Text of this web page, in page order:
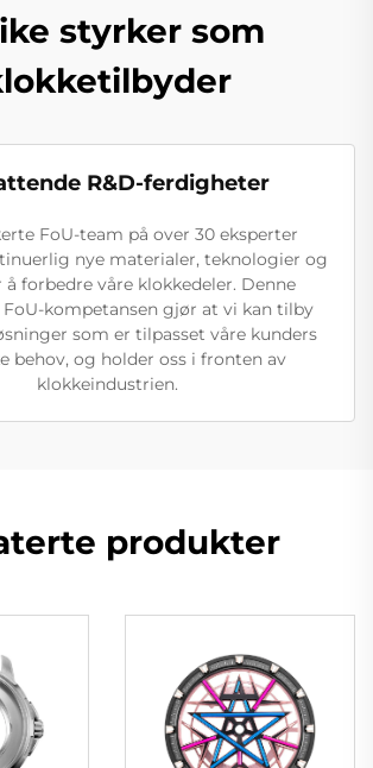
styrker som
R&D-ferdigheter
FoU-team på over 30 eksperter
nye materialer, teknologier og
forbedre våre klokkedeler. Denne
kompetansen gjør at vi kan tilby
som er tilpasset våre kunders
behov, og holder oss i fronten av
klokkeindustrien.
produkter